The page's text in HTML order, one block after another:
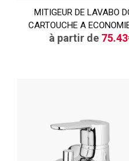
MITIGEUR DE LAVABO
CARTOUCHE A
à partir de
Demande de